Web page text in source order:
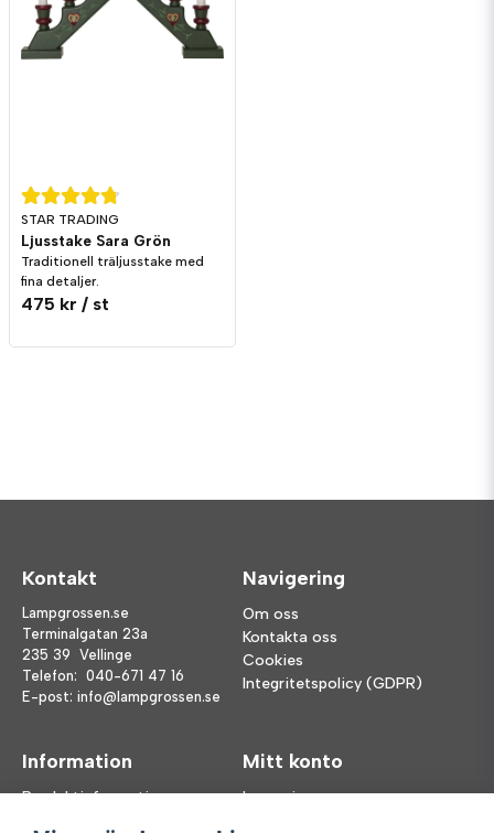
STAR TRADING
Ljusstake Sara Grön
Traditionell träljusstake med
fina detaljer.
475 kr / st
Kontakt
Lampgrossen.se
Terminalgatan 23a
235 39 Vellinge
Telefon: 040-671 47 16
E-post: info@lampgrossen.se
Navigering
Om oss
Kontakta oss
Cookies
Integritetspolicy (GDPR)
Information
Produktinformation
Mitt konto
Logga in